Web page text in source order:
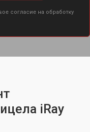
согласие на обработку
iRay